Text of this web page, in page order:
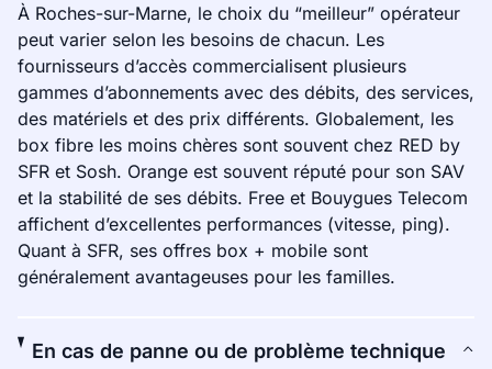
À Roches-sur-Marne, le choix du “meilleur” opérateur
peut varier selon les besoins de chacun. Les
fournisseurs d’accès commercialisent plusieurs
gammes d’abonnements avec des débits, des services,
des matériels et des prix différents. Globalement, les
box fibre les moins chères sont souvent chez RED by
SFR et Sosh. Orange est souvent réputé pour son SAV
et la stabilité de ses débits. Free et Bouygues Telecom
affichent d’excellentes performances (vitesse, ping).
Quant à SFR, ses offres box + mobile sont
généralement avantageuses pour les familles.
En cas de panne ou de problème technique